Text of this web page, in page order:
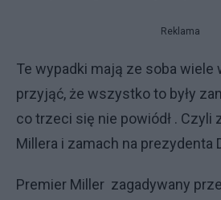
Reklama
Te wypadki mają ze soba wiele
przyjąć, że wszystko to były
co trzeci się nie powiódł . Czyli
Millera i zamach na prezydenta
Premier Miller zagadywany